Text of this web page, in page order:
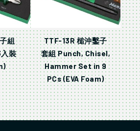
組
裝
TTF-13R 槌沖鑿子
套組 Punch, Chisel,
Hammer Set in 9
PCs (EVA Foam)